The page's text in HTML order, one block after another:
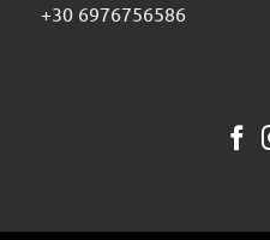
+30 6976756586